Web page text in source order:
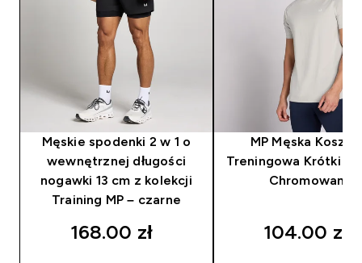
Męskie spodenki 2 w 1 o
wewnętrznej długości
nogawki 13 cm z kolekcji
Training MP – czarne
168.00 zł‎
MP Męska
Treningowa Krótki
Chromowana
104.00 zł‎